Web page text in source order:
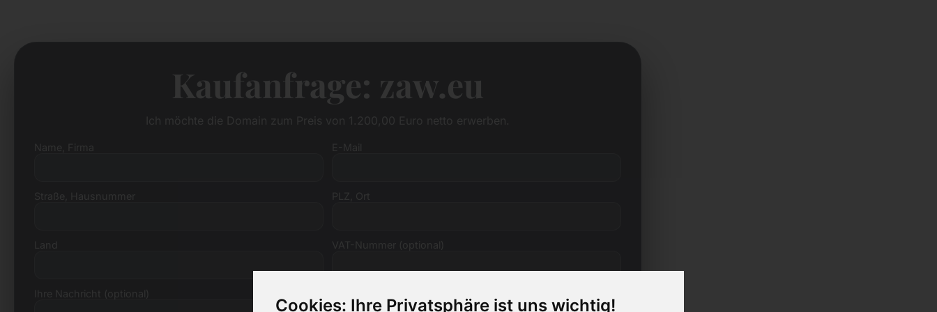
Cookies: Ihre Privatsphäre ist uns wichtig!
Kaufanfrage: zaw.eu
PLZ, Ort
VAT-Nummer (optional)